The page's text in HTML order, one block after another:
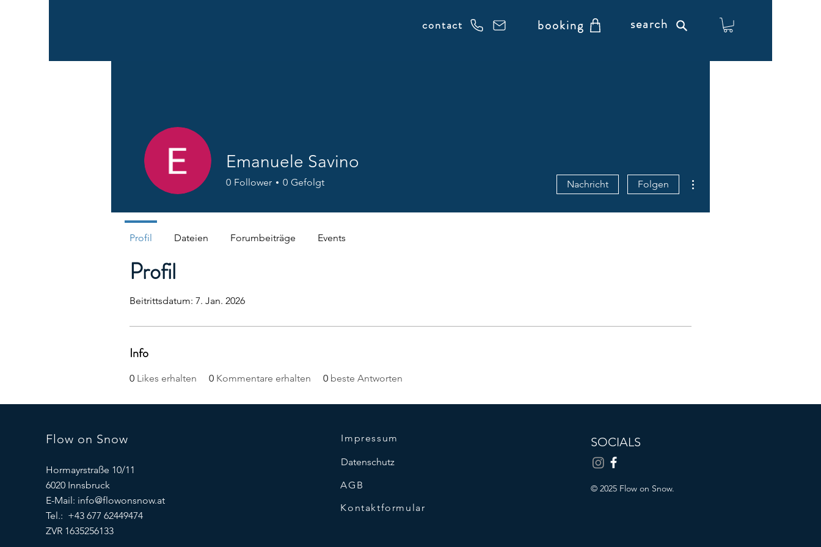
contact booking search
Profil
Beitrittsdatum: 7. Jan. 2026
Info
0 Likes erhalten 0 Kommentare erhalten 0 beste Antworten
Emanuele Savino
0 Follower 0 Gefolgt Nachricht Folgen
Profil Dateien Forumbeiträge Events
Flow on Snow
Hormayrstraße 10/11
6020 Innsbruck
E-Mail: info@flowonsnow.at
Tel.: +43 677 62449474
ZVR 1635256133
Impressum
Datenschutz
AGB
Kontaktformular
SOCIALS
© 2025 Flow on Snow.